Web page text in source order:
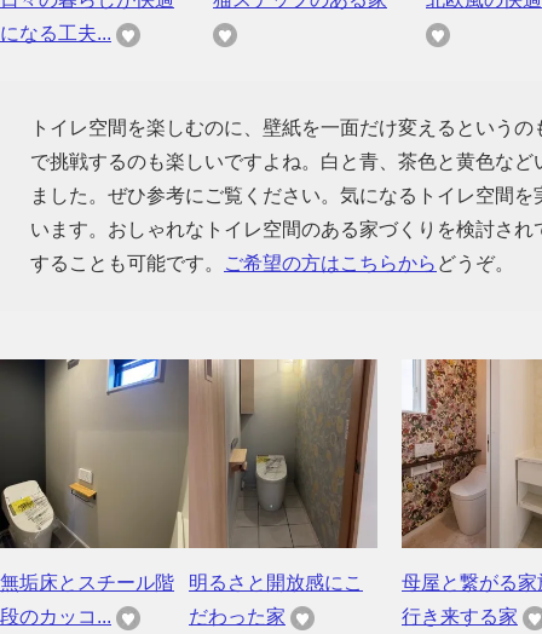
になる工夫...
トイレ空間を楽しむのに、壁紙を一面だけ変えるという
で挑戦するのも楽しいですよね。白と青、茶色と黄色な
ました。ぜひ参考にご覧ください。気になるトイレ空間
います。おしゃれなトイレ空間のある家づくりを検討さ
することも可能です。
ご希望の方はこちらから どうぞ。
無垢床とスチール階
段のカッコ...
明るさと開放感にこ
だわった家
母屋と繋がる家
行き来する家